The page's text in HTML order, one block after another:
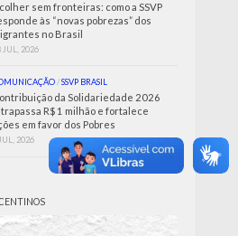
sem fronteiras: como a SSVP
às “novas pobrezas” dos
no Brasil
JUL, 2026
/SSVP BRASIL
da Solidariedade 2026
R$ 1 milhão e fortalece
em favor dos Pobres
2026